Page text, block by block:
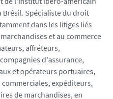
Spécialiste du droit
dans les litiges liés
et au commerce
affréteurs,
d'assurance,
et opérateurs portuaires,
expéditeurs,
de marchandises, en